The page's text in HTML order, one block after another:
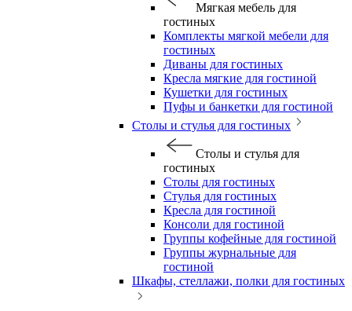
Мягкая мебель для
гостиных
Комплекты мягкой мебели для
гостиных
Диваны для гостиных
Кресла мягкие для гостиной
Кушетки для гостиных
Пуфы и банкетки для гостиной
Столы и стулья для гостиных
Столы и стулья для
гостиных
Столы для гостиных
Стулья для гостиных
Кресла для гостиной
Консоли для гостиной
Группы кофейные для гостиной
Группы журнальные для
гостиной
Шкафы, стеллажи, полки для гостиных